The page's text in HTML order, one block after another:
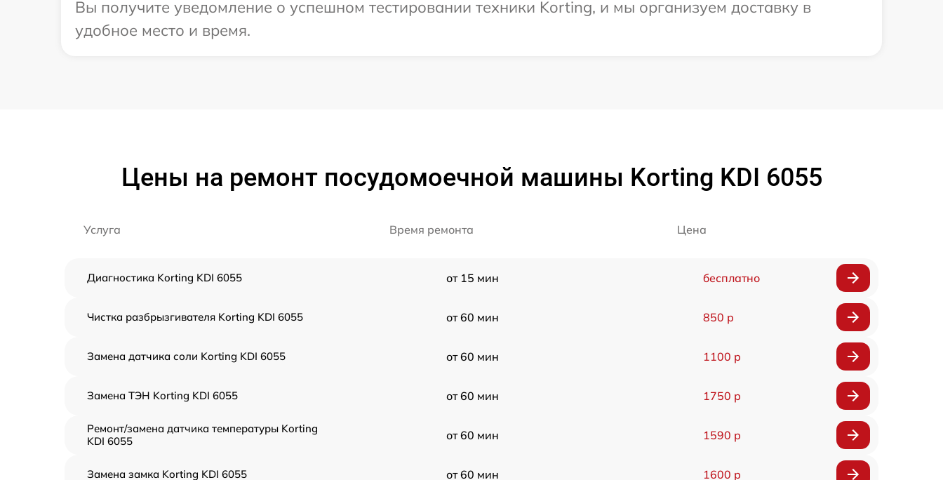
Вы получите уведомление о успешном тестировании техники Korting, и мы организуем доставку в
удобное место и время.
Цены на ремонт посудомоечной машины Korting KDI 6055
Услуга Время ремонта Цена
Диагностика Korting KDI 6055 от 15 мин бесплатно
Чистка разбрызгивателя Korting KDI 6055 от 60 мин 850 р
Замена датчика соли Korting KDI 6055 от 60 мин 1100 р
Замена ТЭН Korting KDI 6055 от 60 мин 1750 р
Ремонт/замена датчика температуры Korting
KDI 6055
от 60 мин 1590 р
Замена замка Korting KDI 6055 от 60 мин 1600 р